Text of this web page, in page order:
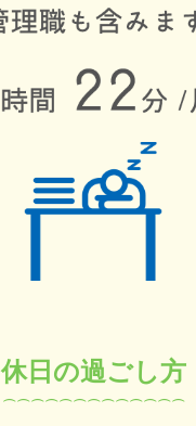
休日の過ごし方
⌒⌒⌒⌒⌒⌒⌒⌒⌒⌒⌒⌒⌒